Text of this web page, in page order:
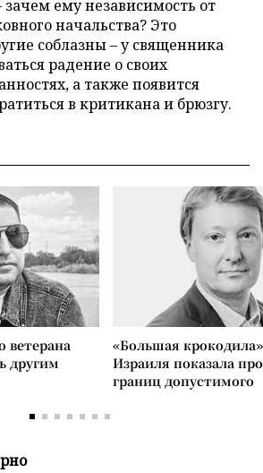
зачем ему независимость от
начальства? Это
соблазны – у священника
радение о своих
а также появится
в критикана и брюзгу.
ветерана
другим
«Большая
Израиля показала
границ допустимого